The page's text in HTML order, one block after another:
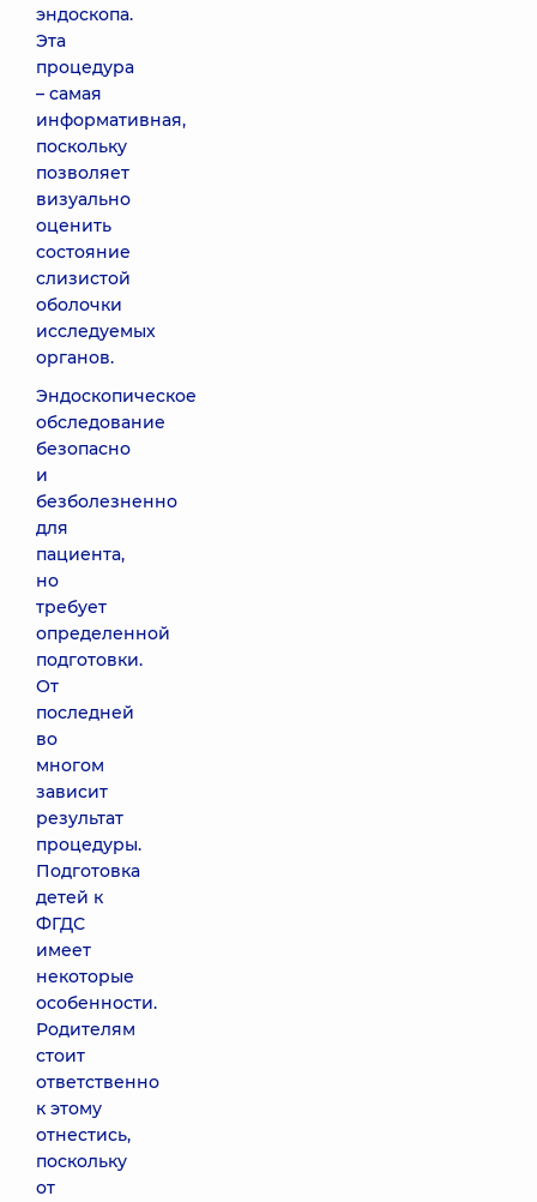
эндоскопа.
Эта
процедура
– самая
информативная,
поскольку
позволяет
визуально
оценить
состояние
слизистой
оболочки
исследуемых
органов.
Эндоскопическое
обследование
безопасно
и
безболезненно
для
пациента,
но
требует
определенной
подготовки.
От
последней
во
многом
зависит
результат
процедуры.
Подготовка
детей к
ФГДС
имеет
некоторые
особенности.
Родителям
стоит
ответственно
к этому
отнестись,
поскольку
от